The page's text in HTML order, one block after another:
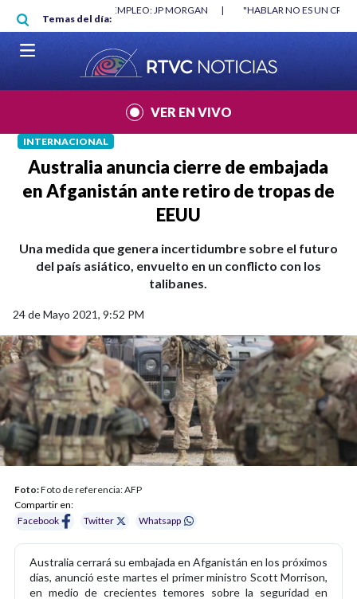
Pasar al contenido principal
Temas del día:
"HABLAR NO ES UN CRIMEN": CARTA DE BETO CORAL |
VER EN VIVO
INTERNACIONAL
Australia anuncia cierre de embajada
en Afganistán ante retiro de tropas de
EEUU
Una medida que genera incertidumbre sobre el futuro
del país asiático, envuelto en un conflicto con los
talibanes.
24 de Mayo 2021, 9:52 PM
Foto:Foto de referencia: AFP
Compartir en:
Facebook
Twitter Whatsapp
Australia cerrará su embajada en Afganistán en los próximos
días, anunció este martes el primer ministro Scott Morrison,
en medio de crecientes temores sobre la seguridad en